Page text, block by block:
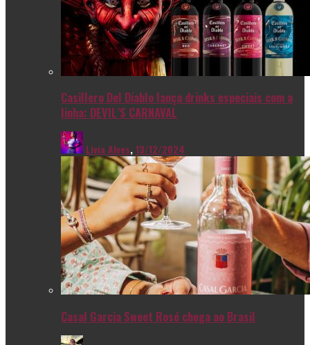
Casillero Del Diablo lança drinks especiais com a
linha: DEVIL’S CARNAVAL
Livia Alves,13/12/2024
Casal Garcia Sweet Rosé chega ao Brasil